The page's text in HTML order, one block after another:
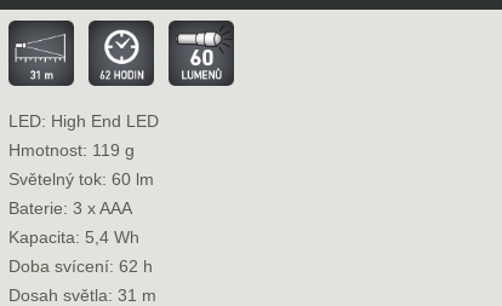
LED: High End LED
Hmotnost: 119 g
Světelný tok: 60 lm
Baterie: 3 x AAA
Kapacita: 5,4 Wh
Doba svícení: 62 h
Dosah světla: 31 m